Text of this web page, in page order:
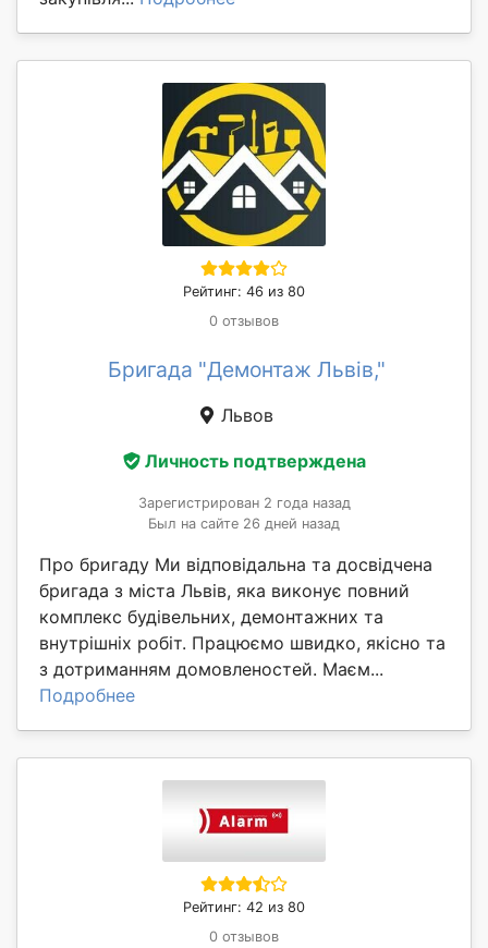
Рейтинг: 46 из 80
0 отзывов
Бригада "Демонтаж Львів,"
Львов
Личность подтверждена
Зарегистрирован 2 года назад
Был на сайте 26 дней назад
Про бригаду Ми відповідальна та досвідчена
бригада з міста Львів, яка виконує повний
комплекс будівельних, демонтажних та
внутрішніх робіт. Працюємо швидко, якісно та
з дотриманням домовленостей. Маєм...
Подробнее
Рейтинг: 42 из 80
0 отзывов